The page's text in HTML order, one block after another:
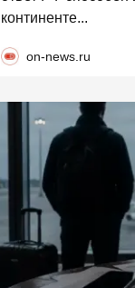
континенте...
on-news.ru